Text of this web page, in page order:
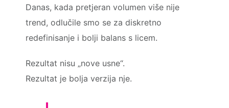
Danas, kada pretjeran volumen više nije
trend, odlučile smo se za diskretno
redefinisanje i bolji balans s licem.
Rezultat nisu „nove usne“.
Rezultat je bolja verzija nje.